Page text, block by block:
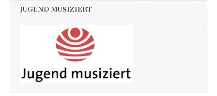
JUGEND MUSIZIERT